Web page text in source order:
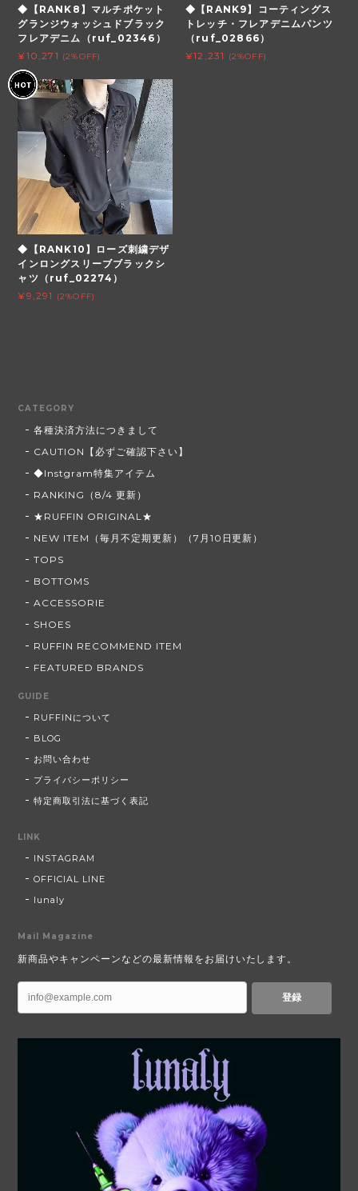
◆【RANK8】マルチポケット
グランジウォッシュドブラック
フレアデニム（ruf_02346）
¥10,271 (2%OFF)
◆【RANK9】コーティングス
トレッチ・フレアデニムパンツ
（ruf_02866）
¥12,231
(2%OFF)
◆【RANK10】ローズ刺繍デザ
インロングスリーブブラックシ
ャツ（ruf_02274）
¥9,291
(2%OFF)
CATEGORY
各種決済方法につきまして
CAUTION【必ずご確認下さい】
◆Instgram特集アイテム
RANKING（8/4 更新）
★RUFFIN ORIGINAL★
NEW ITEM（毎月不定期更新）（7月10日更新）
TOPS
BOTTOMS
ACCESSORIE
SHOES
RUFFIN RECOMMEND ITEM
FEATURED BRANDS
GUIDE
RUFFINについて
BLOG
お問い合わせ
プライバシーポリシー
特定商取引法に基づく表記
LINK
INSTAGRAM
OFFICIAL LINE
lunaly
Mail Magazine
新商品やキャンペーンなどの最新情報をお届けいたします。
登録